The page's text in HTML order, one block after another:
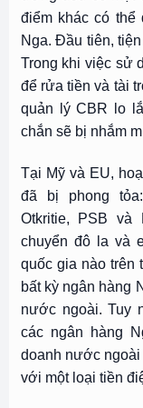
điểm khác có
Nga. Đầu tiên,
Trong khi việc sử
để rửa tiền và tài
quản lý CBR lo
chắn sẽ bị nhắm
Tại Mỹ và EU,
đã bị phong tỏa:
Otkritie, PSB và
chuyển đô la và
quốc gia nào trên
bất kỳ ngân hàng
nước ngoài. Tuy
các ngân hàng
doanh nước ngoài
với một loại tiền